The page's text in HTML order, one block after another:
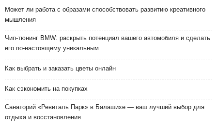
Может ли работа с образами способствовать развитию креативного
мышления
Чип-тюнинг BMW: раскрыть потенциал вашего автомобиля и сделать
его по-настоящему уникальным
Как выбрать и заказать цветы онлайн
Как сэкономить на покупках
Санаторий «Ревиталь Парк» в Балашихе — ваш лучший выбор для
отдыха и восстановления